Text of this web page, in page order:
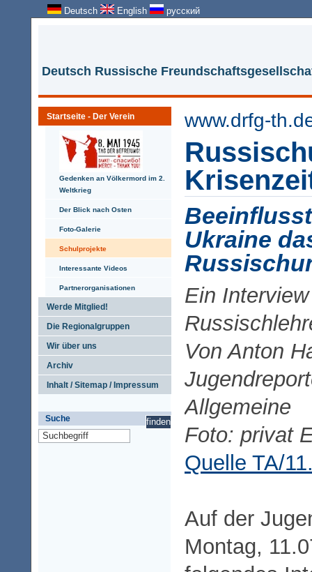
Deutsch English русский
Deutsch Russische
Startseite - Der Verein
Gedenken an Völkermord im 2.
Weltkrieg
Der Blick nach Osten
Foto-Galerie
Schulprojekte
Interessante Videos
Partnerorganisationen
Werde Mitglied!
Die Regionalgruppen
Wir über uns
Archiv
Inhalt / Sitemap / Impressum
Suche
www.drfg-
Ukraine
Ein
Von Anton
Allgemeine
Foto: privat
Quelle TA/
Auf der
Montag,